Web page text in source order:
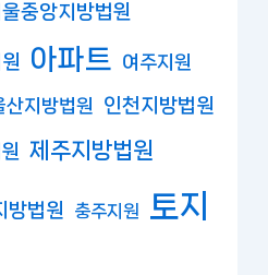
중앙지방법원
아파트 여주지원
산지방법원 인천지방법원
제주지방법원
방법원 충주지원 토지